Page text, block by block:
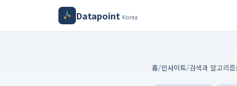
Datapoint Korea
홈/인사이트/